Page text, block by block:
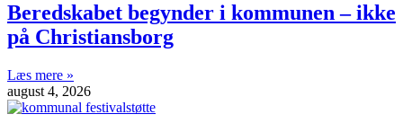
Beredskabet begynder i kommunen – ikke
på Christiansborg
Læs mere »
august 4, 2026